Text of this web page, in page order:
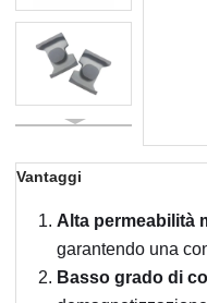
Vantaggi
Alta permeabilità
garantendo una
Basso grado di